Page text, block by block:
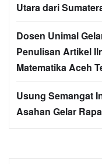
Utara dari
Dosen Unimal
Penulisan Artikel
Matematika Aceh
Usung Semangat
Asahan Gelar